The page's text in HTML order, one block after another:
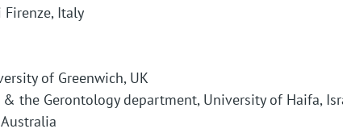
Italy
of Greenwich, UK
the Gerontology department, University of Haifa,